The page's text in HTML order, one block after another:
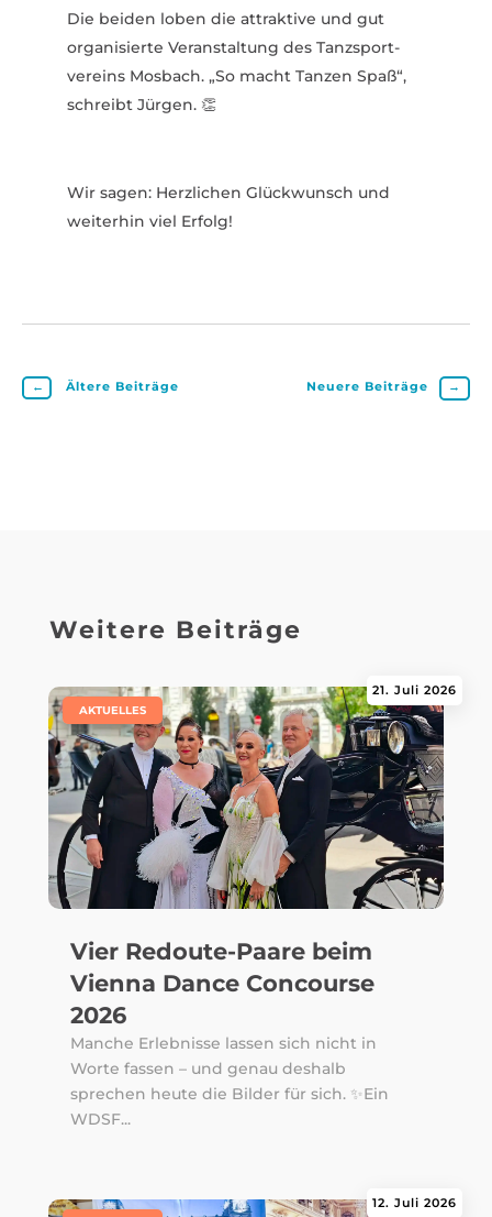
Die beiden loben die attraktive und gut
orga­ni­sierte Veran­staltung des Tanz­sport­
vereins Mosbach. „So macht Tanzen Spaß“,
schreibt Jürgen. 👏
Wir sagen: Herz­lichen Glück­wunsch und
weiterhin viel Erfolg!
← Ältere Beiträge Neuere Beiträge →
Weitere Beiträge
Vier Redoute-Paare beim
Vienna Dance Concourse
2026
21. Juli 2026
AKTUELLES
Manche Erlebnisse lassen sich nicht in
Worte fassen – und genau deshalb
sprechen heute die Bilder für sich. ✨Ein
WDSF...
12. Juli 2026